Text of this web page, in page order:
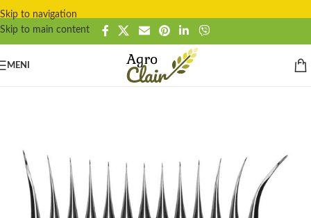
Skip to navigation
Skip to main content
MENI